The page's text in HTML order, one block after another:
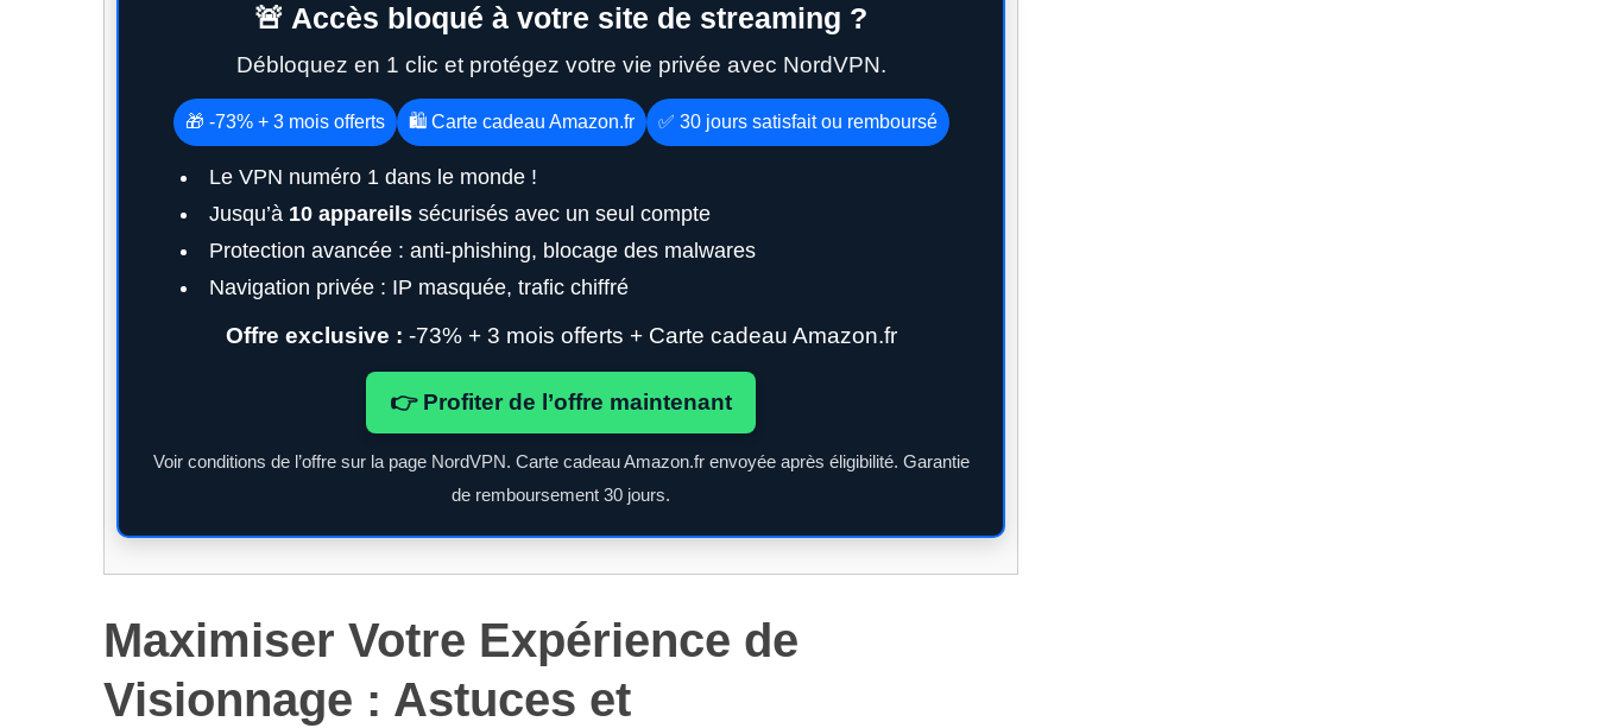
🚨 Accès bloqué à votre site de streaming ?
Débloquez en 1 clic et protégez votre vie privée avec NordVPN.
🎁 -73% + 3 mois offerts 🛍️ Carte cadeau Amazon.fr ✅ 30 jours satisfait ou remboursé
Le VPN numéro 1 dans le monde !
Jusqu’à 10 appareils sécurisés avec un seul compte
Protection avancée : anti-phishing, blocage des malwares
Navigation privée : IP masquée, trafic chiffré
Offre exclusive : -73% + 3 mois offerts + Carte cadeau Amazon.fr
👉 Profiter de l’offre maintenant
Voir conditions de l’offre sur la page NordVPN. Carte cadeau Amazon.fr envoyée après éligibilité. Garantie
de remboursement 30 jours.
Maximiser Votre Expérience de
Visionnage : Astuces et